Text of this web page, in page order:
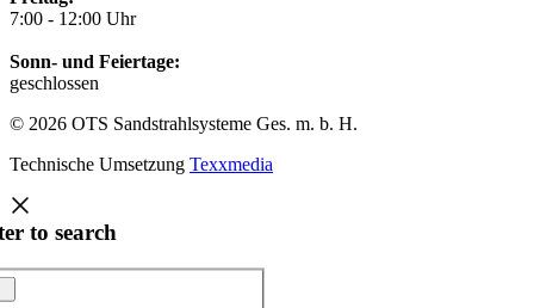
7:00 - 12:00 Uhr
Sonn- und Feiertage:
geschlossen
© 2026 OTS Sandstrahlsysteme Ges. m. b. H.
Technische Umsetzung Texxmedia
to search